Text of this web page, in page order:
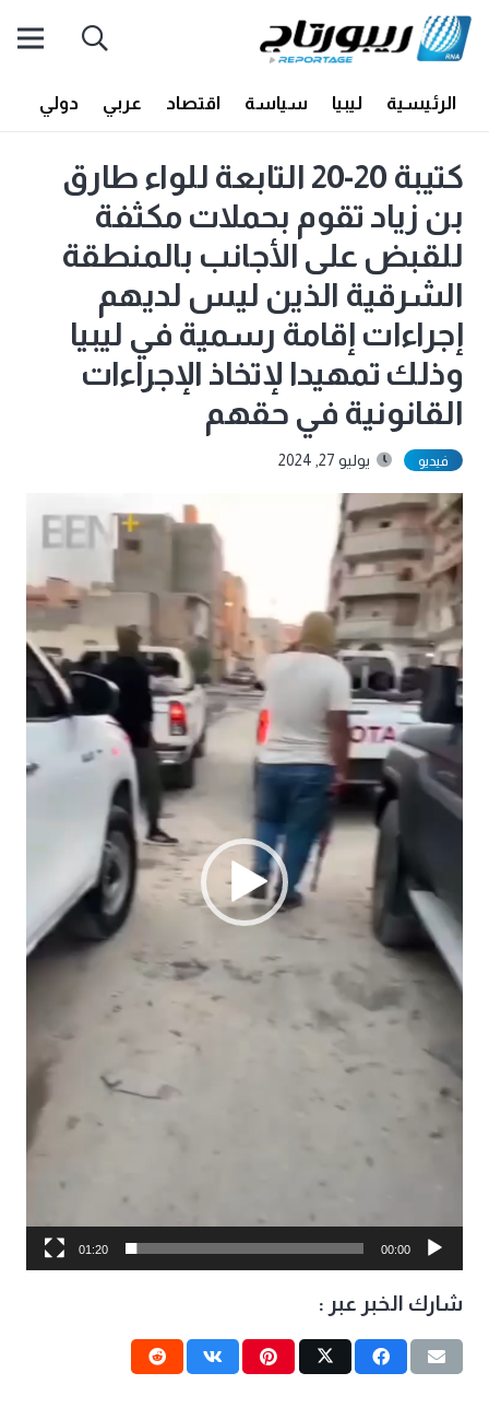
الرئيسية ليبيا سياسة اقتصاد عربي دولي
كتيبة 20-20 التابعة للواء طارق
بن زياد تقوم بحملات مكثفة
للقبض على الأجانب بالمنطقة
الشرقية الذين ليس لديهم
إجراءات إقامة رسمية في ليبيا
وذلك تمهيدا لإتخاذ الإجراءات
القانونية في حقهم
فيديو يوليو 27, 2024
مشغل
الفيديو
00:00
01:20
شارك الخبر عبر :